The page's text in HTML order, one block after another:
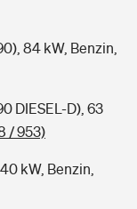
84 kW, Benzin,
DIESEL-D), 63
/ 953)
kW, Benzin,